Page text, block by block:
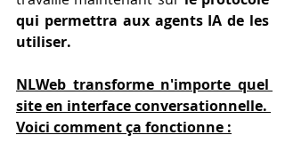
qui permettra aux agents IA de les
utiliser.
NLWeb transforme n'importe quel
Voici comment ça fonctionne :